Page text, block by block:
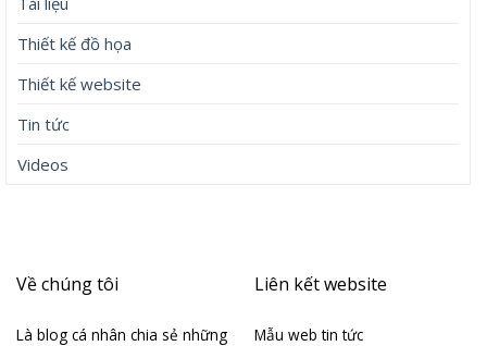
Lưu tên của tôi, email, và trang web trong trình
duyệt này cho lần bình luận kế tiếp của tôi.
bàn tay, tiền tài ùa tới, ngồi không lộc cũng đến